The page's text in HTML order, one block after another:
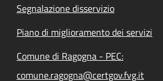
Segnalazione disservizio
Piano di miglioramento dei servizi
Comune di Ragogna - PEC:
comune.ragogna@certgov.fvg.it